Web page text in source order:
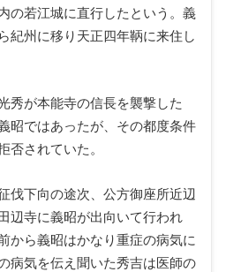
の若江城に直行したという。義
紀州に移り天正四年鞆に来住し
秀が本能寺の信長を襲撃した
昭ではあったが、その都度条件
否されていた。
伐下向の途次、公方御座所近辺
辺寺に義昭が出向いて行われ
から義昭はかなり重症の病気に
病気を伝え聞いた秀吉は医師の